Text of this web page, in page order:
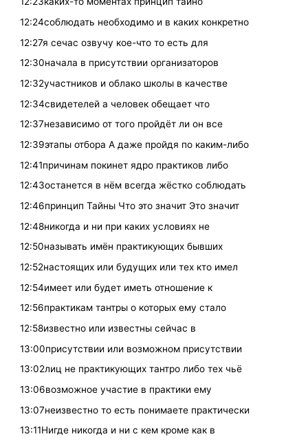
12:24соблюдать необходимо и в каких конкретно
12:27я сечас озвучу кое-что то есть для
12:30начала в присутствии организаторов
12:32участников и облако школы в качестве
12:34свидетелей а человек обещает что
12:37независимо от того пройдёт ли он все
12:39этапы отбора А даже пройдя по каким-либо
12:41причинам покинет ядро практиков либо
12:43останется в нём всегда жёстко соблюдать
12:46принцип Тайны Что это значит Это значит
12:48никогда и ни при каких условиях не
12:50называть имён практикующих бывших
12:52настоящих или будущих или тех кто имел
12:54имеет или будет иметь отношение к
12:56практикам тантры о которых ему стало
12:58известно или известны сейчас в
13:00присутствии или возможном присутствии
13:02лиц не практикующих тантро либо тех чьё
13:06возможное участие в практики ему
13:07неизвестно то есть понимаете практически
13:11Нигде никогда и ни с кем кроме как в